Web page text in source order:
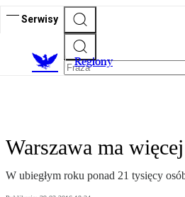
Serwisy
Regiony
Warszawa ma
W ubiegłym roku ponad 21 tysięcy